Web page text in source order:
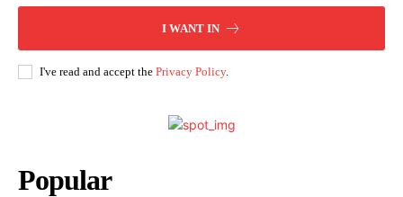
I WANT IN
I've read and accept the Privacy Policy.
Popular